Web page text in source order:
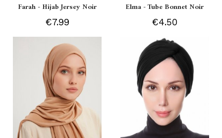
Farah - Hijab Jersey Noir
€7.99
Elma - Tube Bonnet Noir
€4.50